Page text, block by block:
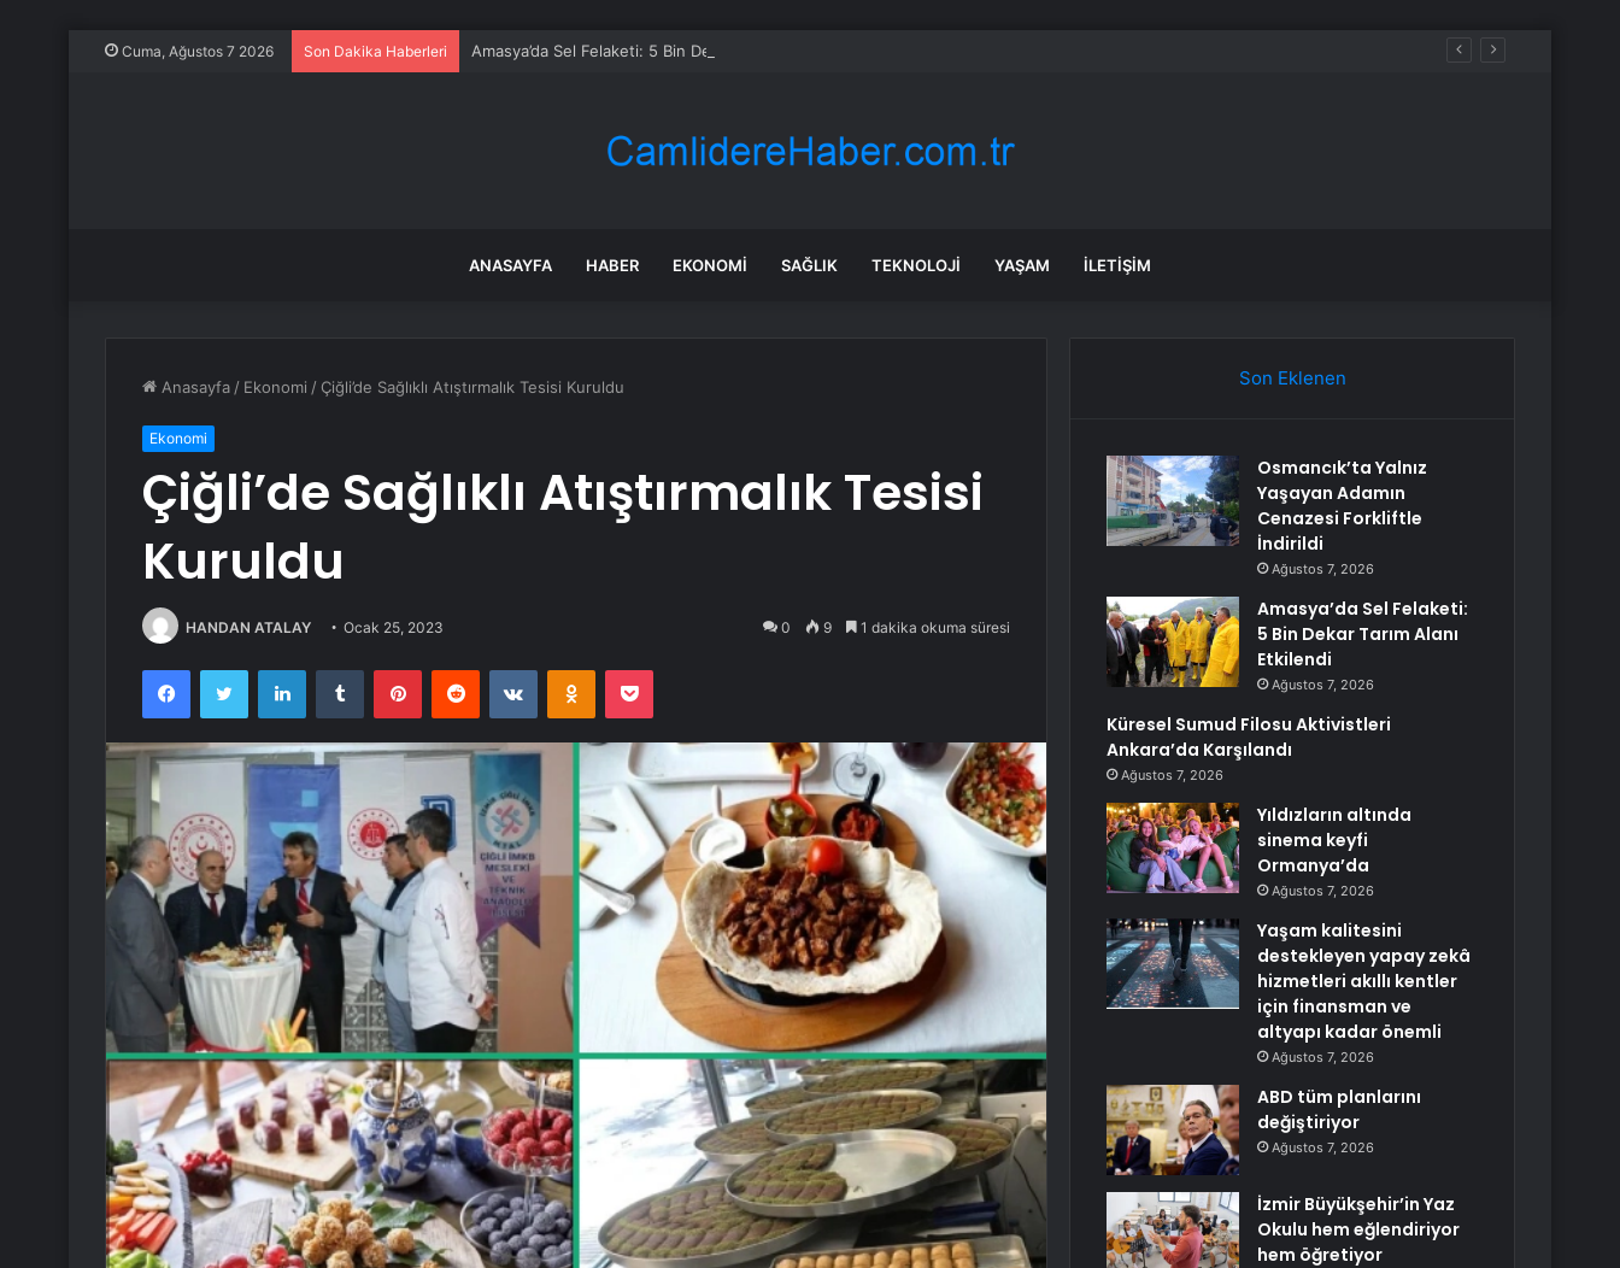
Cuma, Ağustos 7 2026 Son Dakika Haberleri Amasya’da Sel Felaketi: 5 Bin Dekar Tarım Alanı Etkilendi
ANASAYFA HABER EKONOMI SAĞLIK TEKNOLOJI YAŞAM İLETIŞIM
Anasayfa / Ekonomi / Çiğli’de Sağlıklı Atıştırmalık Tesisi Kuruldu
Ekonomi
Çiğli’de Sağlıklı Atıştırmalık Tesisi
Kuruldu
HANDAN ATALAY Ocak 25, 2023 0 9 1 dakika okuma süresi
FacebookTwitter LinkedInTumblr PinterestReddit VKontakteOdnoklassniki
Pocket
Son Eklenen
Osmancık’ta Yalnız
Yaşayan Adamın
Cenazesi Forkliftle
İndirildi
Ağustos 7, 2026
Amasya’da Sel Felaketi:
5 Bin Dekar Tarım Alanı
Etkilendi
Ağustos 7, 2026
Küresel Sumud Filosu Aktivistleri
Ankara’da Karşılandı
Ağustos 7, 2026
Yıldızların altında
sinema keyfi
Ormanya’da
Ağustos 7, 2026
Yaşam kalitesini
destekleyen yapay zekâ
hizmetleri akıllı kentler
için finansman ve
altyapı kadar önemli
Ağustos 7, 2026
ABD tüm planlarını
değiştiriyor
Ağustos 7, 2026
İzmir Büyükşehir’in Yaz
Okulu hem eğlendiriyor
hem öğretiyor